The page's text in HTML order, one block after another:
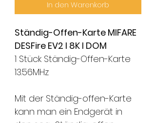
In den Warenkorb
Ständig-Offen-Karte MIFARE
DESFire EV2 I 8K I DOM
1 Stück Ständig-Offen-Karte
13.56MHz
Mit der Ständig-offen-Karte
kann man ein Endgerät in